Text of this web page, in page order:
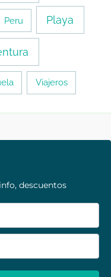
Peru Playa
Viajeros
descuentos